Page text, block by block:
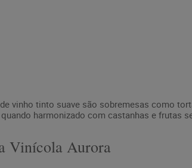
vinho tinto suave são sobremesas como
harmonizado com castanhas e frutas
Vinícola Aurora